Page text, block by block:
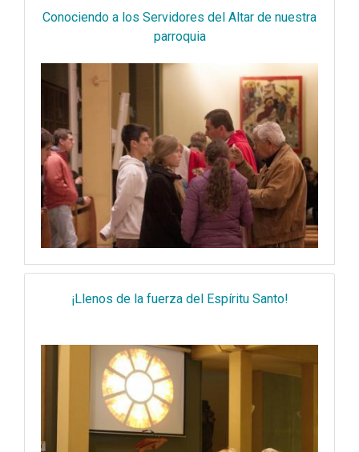
Conociendo a los Servidores del Altar de nuestra
parroquia
¡Llenos de la fuerza del Espíritu Santo!